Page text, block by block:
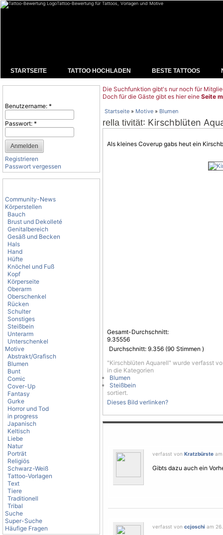
Tattoo-Bewertung für Tattoos, Vorlagen und Motive
STARTSEITE TATTOO HOCHLADEN BESTE TATTOOS
Benutzername: *
Passwort: *
Registrieren
Passwort vergessen
Community-News
Körperstellen
Bauch
Brust und Dekolleté
Genitalbereich
Gesäß und Becken
Hals
Hand
Hüfte
Knöchel und Fuß
Kopf
Körperseite
Oberarm
Oberschenkel
Rücken
Schulter
Sonstiges
Steißbein
Unterarm
Unterschenkel
Motive
Abstrakt/Grafisch
Blumen
Bunt
Comic
Cover-Up
Fantasy
Gurke
Horror und Tod
in progress
Japanisch
Keltisch
Liebe
Natur
Porträt
Religiös
Schwarz-Weiß
Tattoo-Vorlagen
Text
Tiere
Traditionell
Tribal
Suche
Super-Suche
Häufige Fragen
Die Suchfunktion gibt's nur noch für
Doch für die Gäste gibt es hier eine Seite
Startseite » Motive » Blumen
rella tivität: Kirschblüten
Als kleines Coverup gabs heut ein
Gesamt-Durchschnitt:
9.35556
Durchschnitt: 9.356 (90 Stimmen )
"Kirschblüten Aquarell" wurde verfasst
in die Kategorien
Blumen
Steißbein
sortiert.
Dieses Bild verlinken?
verfasst von Kratzbürste
Gibts dazu auch ein
verfasst von ccjoschi am